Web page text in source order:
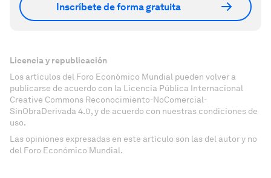
Inscríbete de forma gratuita
Licencia y republicación
Los artículos del Foro Económico Mundial pueden volver a
publicarse de acuerdo con la Licencia Pública Internacional
Creative Commons Reconocimiento-NoComercial-
SinObraDerivada 4.0, y de acuerdo con nuestras condiciones de
uso.
Las opiniones expresadas en este artículo son las del autor y no
del Foro Económico Mundial.